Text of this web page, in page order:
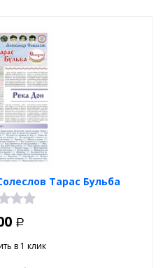
Тарас Бульба
Р
в 1 клик